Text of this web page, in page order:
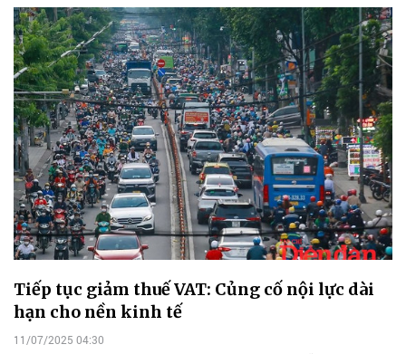
Tiếp tục giảm thuế VAT: Củng cố nội lực dài
hạn cho nền kinh tế
11/07/2025 04:30